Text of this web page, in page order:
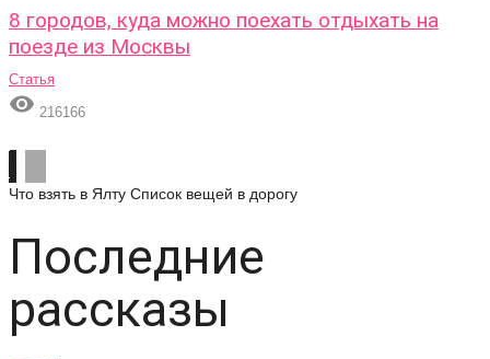
8 городов, куда можно поехать отдыхать на
поезде из Москвы
Статья
 216166
Что взять в Ялту Список вещей в дорогу
Последние
рассказы